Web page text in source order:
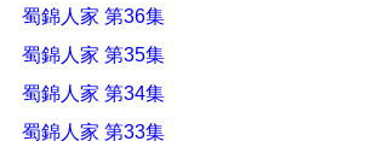
蜀錦人家 第36集
蜀錦人家 第35集
蜀錦人家 第34集
蜀錦人家 第33集